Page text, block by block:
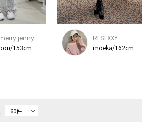
jenny
153cm
RESEXXY
moeka/162cm
60件